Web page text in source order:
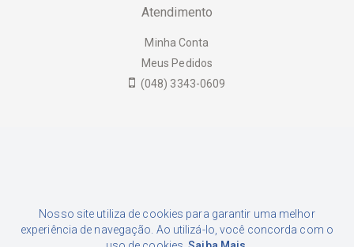
Nosso site utiliza de cookies para garantir uma melhor
experiência de navegação. Ao utilizá-lo, você concorda com o
Atendimento
Minha Conta
Meus Pedidos
(048) 3343-0609